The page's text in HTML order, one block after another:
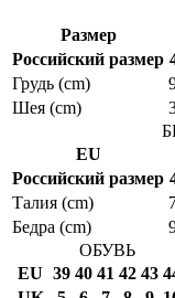
Размер
Российский размер
Грудь (cm)
Шея (cm)
EU
Российский размер
Талия (cm)
Бедра (cm)
ОБУВЬ
EU 39 40 41 42 43